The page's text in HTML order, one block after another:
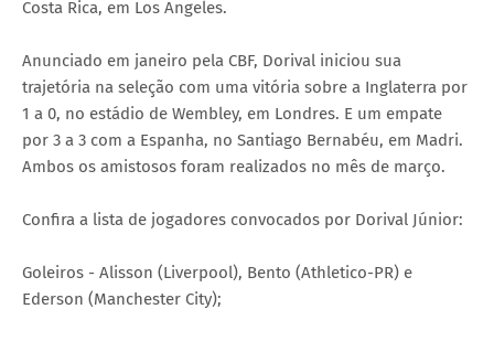
Costa Rica, em Los Angeles.
Anunciado em janeiro pela CBF, Dorival iniciou sua
trajetória na seleção com uma vitória sobre a Inglaterra por
1 a 0, no estádio de Wembley, em Londres. E um empate
por 3 a 3 com a Espanha, no Santiago Bernabéu, em Madri.
Ambos os amistosos foram realizados no mês de março.
Confira a lista de jogadores convocados por Dorival Júnior:
Goleiros - Alisson (Liverpool), Bento (Athletico-PR) e
Ederson (Manchester City);